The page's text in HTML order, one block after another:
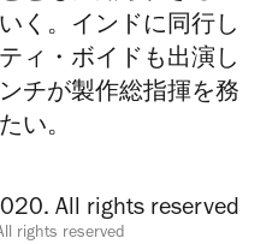
く。インドに同行し
ィ・ボイドも出演し
チが製作総指揮を務
い。
rights reserved